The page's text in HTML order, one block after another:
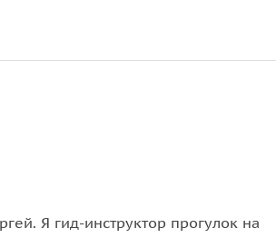
Я гид-инструктор прогулок на